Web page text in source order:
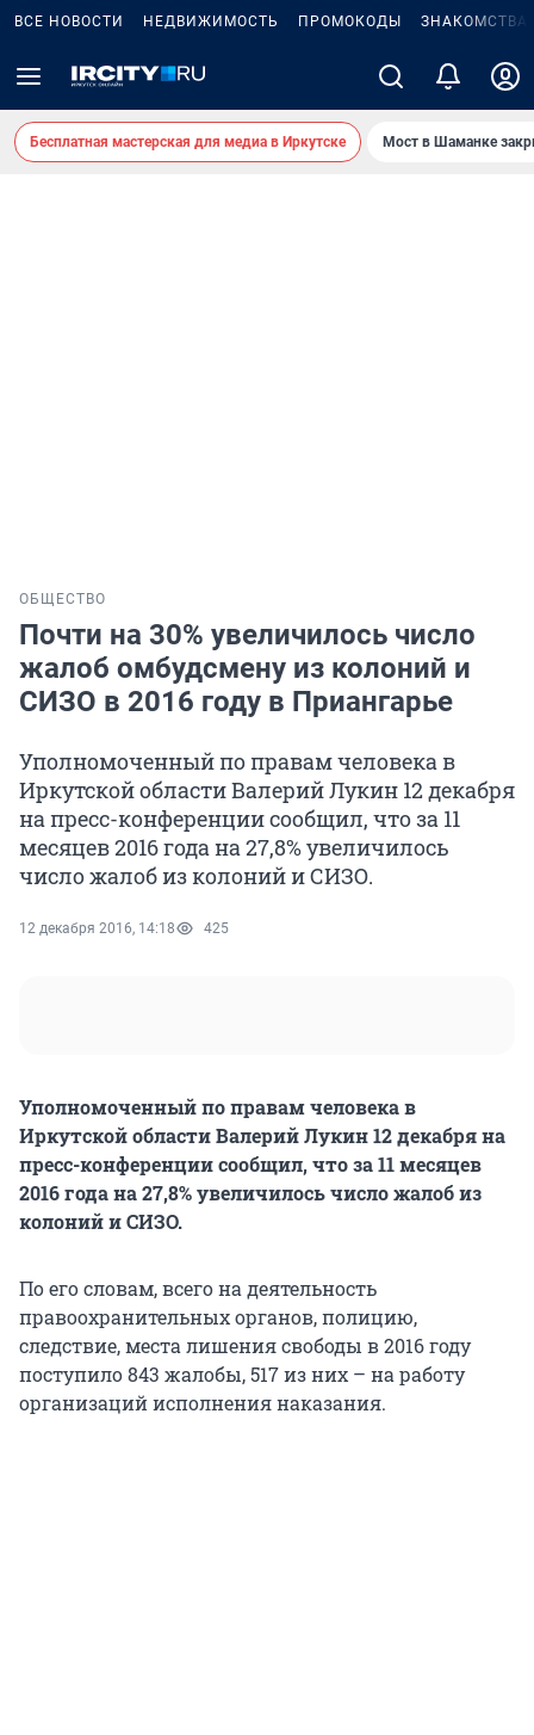
ВСЕ НОВОСТИ НЕДВИЖИМОСТЬ ПРОМОКОДЫ ЗНАКОМСТВА
Бесплатная мастерская для медиа в Иркутске Мост в Шаманке
ОБЩЕСТВО
Почти на 30% увеличилось число
жалоб омбудсмену из колоний и
СИЗО в 2016 году в Приангарье
Уполномоченный по правам человека в
Иркутской области Валерий Лукин 12 декабря
на пресс-конференции сообщил, что за 11
месяцев 2016 года на 27,8% увеличилось
число жалоб из колоний и СИЗО.
12 декабря 2016, 14:18 425
Уполномоченный по правам человека в
Иркутской области Валерий Лукин 12 декабря на
пресс-конференции сообщил, что за 11 месяцев
2016 года на 27,8% увеличилось число жалоб из
колоний и СИЗО.
По его словам, всего на деятельность
правоохранительных органов, полицию,
следствие, места лишения свободы в 2016 году
поступило 843 жалобы, 517 из них – на работу
организаций исполнения наказания.